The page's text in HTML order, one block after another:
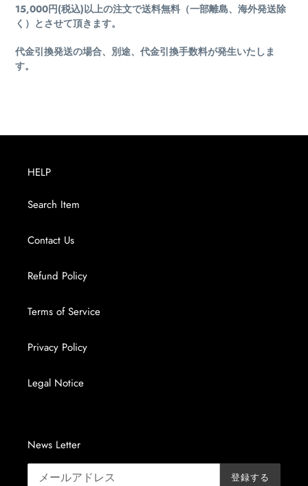
15,000円(税込)以上の注文で送料無料（一部離島、海外発送除
く）とさせて頂きます。
代金引換発送の場合、別途、代金引換手数料が発生いたしま
す。
HELP
Search Item
Contact Us
Refund Policy
Terms of Service
Privacy Policy
Legal Notice
News Letter
登録する